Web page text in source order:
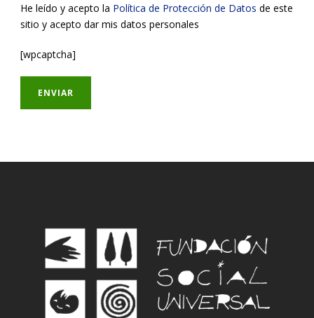
He leído y acepto la Política de Protección de Datos de este
sitio y acepto dar mis datos personales
[wpcaptcha]